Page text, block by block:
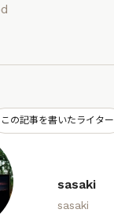
この記事を書いたライター
sasaki
sasaki